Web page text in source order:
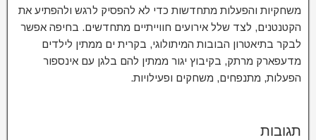
משחקיות והפעלות מתחדשות כדי לא להפסיק לרגש ולהפתיע את
הקטנטנים, לצד שלל אירועים חווייתיים מתחדשים. בחיפה אפשר
לבקר בתיאטרון הבובות המיתולוגי, בקרית ים ממתין לילדים
מדעפארק מרתק, בקיבוץ יגור ממתין להם בלגן עם אינספור
הפעלות, מתנפחים, משחקים ופעילויות.
תגובות